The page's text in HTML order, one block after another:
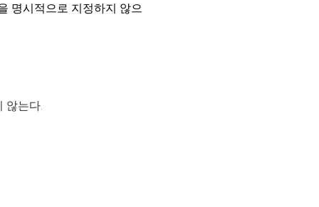
명시적으로 지정하지 않으
않는다.